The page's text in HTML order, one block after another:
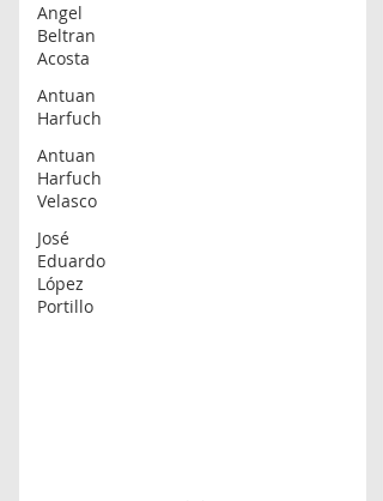
Angel
Beltran
Acosta
Antuan
Harfuch
Antuan
Harfuch
Velasco
José
Eduardo
López
Portillo